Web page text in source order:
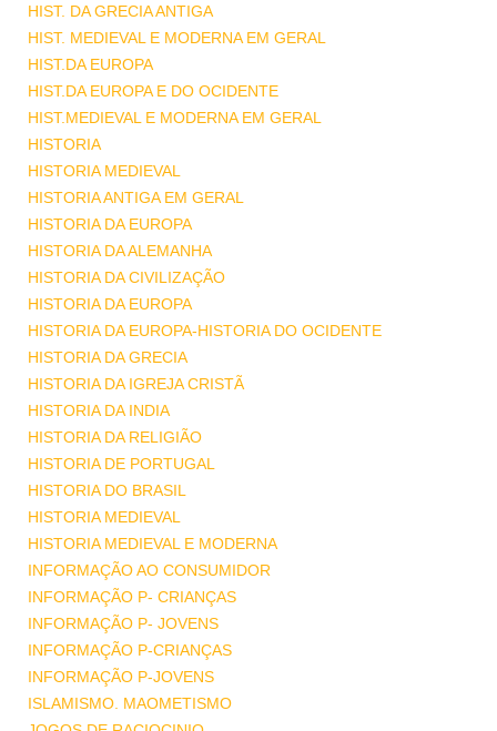
HIST. DA GRECIA ANTIGA
HIST. MEDIEVAL E MODERNA EM GERAL
HIST.DA EUROPA
HIST.DA EUROPA E DO OCIDENTE
HIST.MEDIEVAL E MODERNA EM GERAL
HISTORIA
HISTORIA MEDIEVAL
HISTORIA ANTIGA EM GERAL
HISTORIA DA EUROPA
HISTORIA DA ALEMANHA
HISTORIA DA CIVILIZAÇÃO
HISTORIA DA EUROPA
HISTORIA DA EUROPA-HISTORIA DO OCIDENTE
HISTORIA DA GRECIA
HISTORIA DA IGREJA CRISTÃ
HISTORIA DA INDIA
HISTORIA DA RELIGIÃO
HISTORIA DE PORTUGAL
HISTORIA DO BRASIL
HISTORIA MEDIEVAL
HISTORIA MEDIEVAL E MODERNA
INFORMAÇÃO AO CONSUMIDOR
INFORMAÇÃO P- CRIANÇAS
INFORMAÇÃO P- JOVENS
INFORMAÇÃO P-CRIANÇAS
INFORMAÇÃO P-JOVENS
ISLAMISMO. MAOMETISMO